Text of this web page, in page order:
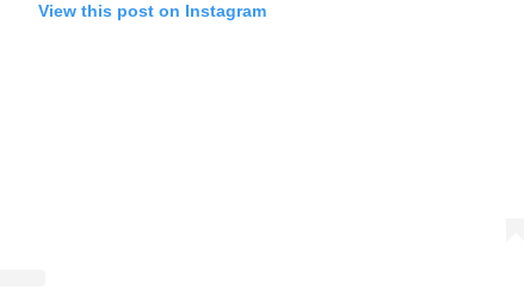
View this post on Instagram